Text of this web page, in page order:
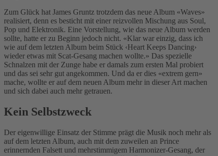
Zum Glück hat James Gruntz trotzdem das neue Album «Waves»
realisiert, denn es besticht mit einer reizvollen Mischung aus Soul,
Pop und Elektronik. Eine Vorstellung, wie das neue Album werden
sollte, hatte er zu Beginn jedoch nicht. «Klar war einzig, dass ich
wie auf dem letzten Album beim Stück ‹Heart Keeps Dancing›
wieder etwas mit Scat-Gesang machen wollte.» Das spezielle
Schnalzen mit der Zunge habe er damals zum ersten Mal probiert
und das sei sehr gut angekommen. Und da er dies «extrem gern»
mache, wollte er auf dem neuen Album mehr in dieser Art machen
und sich dabei auch mehr getrauen.
Kein Selbstzweck
Der eigenwillige Einsatz der Stimme prägt die Musik noch mehr als
auf dem letzten Album, auch mit dem zuweilen an Prince
erinnernden Falsett und mehrstimmigem Harmonizer-Gesang, der